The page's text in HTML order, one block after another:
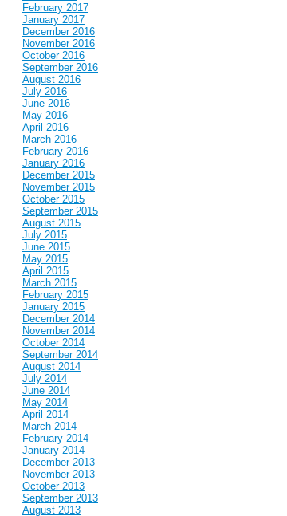
February 2017
January 2017
December 2016
November 2016
October 2016
September 2016
August 2016
July 2016
June 2016
May 2016
April 2016
March 2016
February 2016
January 2016
December 2015
November 2015
October 2015
September 2015
August 2015
July 2015
June 2015
May 2015
April 2015
March 2015
February 2015
January 2015
December 2014
November 2014
October 2014
September 2014
August 2014
July 2014
June 2014
May 2014
April 2014
March 2014
February 2014
January 2014
December 2013
November 2013
October 2013
September 2013
August 2013